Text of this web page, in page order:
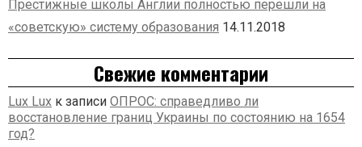
Престижные школы Англии полностью перешли на
«советскую» систему образования 14.11.2018
Свежие комментарии
Lux Lux к записи ОПРОС: справедливо ли
восстановление границ Украины по состоянию на 1654
год?